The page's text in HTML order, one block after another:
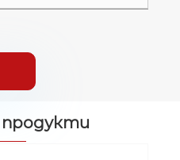
продукти